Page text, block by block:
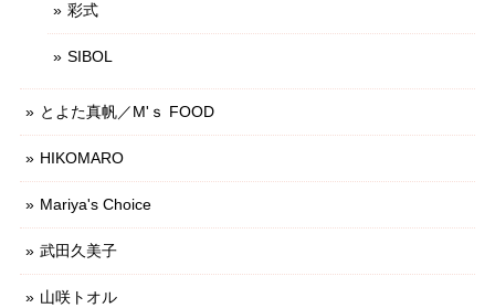
彩式
SIBOL
とよた真帆／M'ｓ FOOD
HIKOMARO
Mariya's Choice
武田久美子
山咲トオル